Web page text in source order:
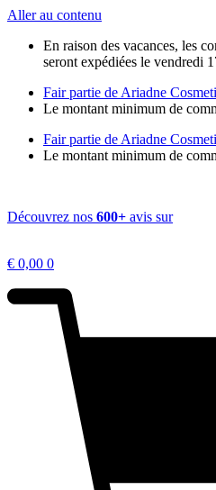
Aller au contenu
En raison des vacances, les
seront expédiées le vendredi
Fair partie de Ariadne
Le montant minimum de
Fair partie de Ariadne
Le montant minimum de
Découvrez nos 600+ avis sur
€ 0,00 0